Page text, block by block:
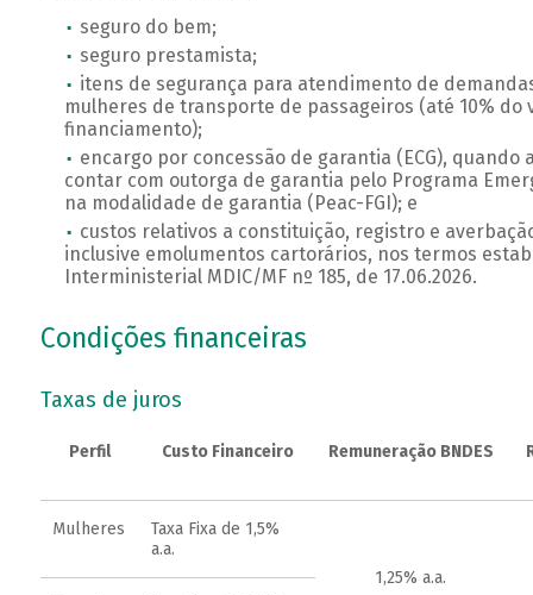
seguro do bem;
seguro prestamista;
itens de segurança para atendimento de
mulheres de transporte de passageiros (até 10% do
financiamento);
encargo por concessão de garantia (ECG), quando
contar com outorga de garantia pelo Programa
na modalidade de garantia (Peac-FGI); e
custos relativos a constituição, registro e
inclusive emolumentos cartorários, nos termos
Interministerial MDIC/MF nº 185, de 17.06.2026.
Condições financeiras
Taxas de juros
Perfil Custo Financeiro Remuneração BNDES
Mulheres
Taxa Fixa de 1,5%
a.a.
1,25% a.a.